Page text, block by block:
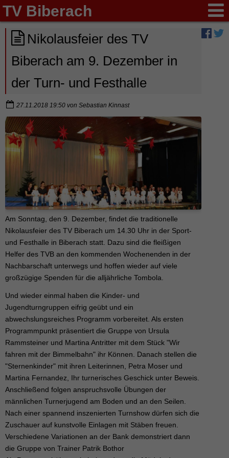
TV Biberach
Nikolausfeier des TV
Biberach am 9. Dezember in
der Turn- und Festhalle
27.11.2018 19:50 von Sebastian Kinnast
Am Sonntag, den 9. Dezember, findet die traditionelle
Nikolausfeier des TV Biberach um 14.30 Uhr in der Sport-
und Festhalle in Biberach statt. Dazu sind die fleißigen
Helfer des TVB an den kommenden Wochenenden in der
Nachbarschaft unterwegs und hoffen wieder auf viele
großzügige Spenden für die alljährliche Tombola.
Und wieder einmal haben die Kinder- und
Jugendturngruppen eifrig geübt und ein
abwechslungsreiches Programm vorbereitet. Als ersten
Programmpunkt präsentiert die Gruppe von Ursula
Rammsteiner und Martina Antritter mit dem Stück "Wir
fahren mit der Bimmelbahn" ihr Können. Danach stellen die
"Sternenkinder" mit ihren Leiterinnen, Petra Moser und
Martina Fernandez, Ihr turnerisches Geschick unter Beweis.
Anschließend folgen anspruchsvolle Übungen der
männlichen Turnerjugend am Boden und an den Seilen.
Nach einer spannend inszenierten Turnshow dürfen sich die
Zuschauer auf kunstvolle Einlagen mit Stäben freuen.
Verschiedene Variationen an der Bank demonstriert dann
die Gruppe von Trainer Patrik Bothor